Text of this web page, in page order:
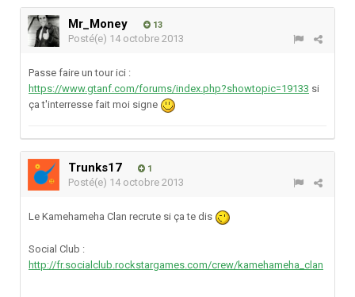
Mr_Money 13
Posté(e) 14 octobre 2013
Passe faire un tour ici :
https://www.gtanf.com/forums/index.php?showtopic=19133 si
ça t'interresse fait moi signe
Trunks17 1
Posté(e) 14 octobre 2013
Le Kamehameha Clan recrute si ça te dis
Social Club :
http://fr.socialclub.rockstargames.com/crew/kamehameha_clan